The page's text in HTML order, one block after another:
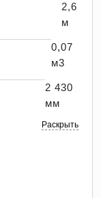
2,6
м
0,07
м3
2 430
мм
Раскрыть